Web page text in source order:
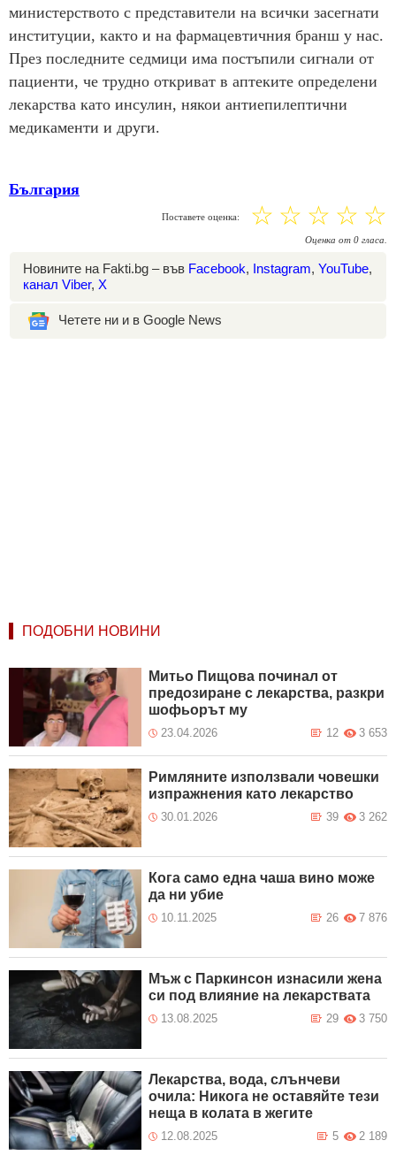
министерството с представители на всички засегнати
институции, както и на фармацевтичния бранш у нас.
През последните седмици има постъпили сигнали от
пациенти, че трудно откриват в аптеките определени
лекарства като инсулин, някои антиепилептични
медикаменти и други.
България
Поставете оценка: ☆
☆
☆
☆
☆
Оценка от 0 гласа.
Новините на Fakti.bg – във Facebook, Instagram, YouTube,
канал Viber, X
Четете ни и в Google News
ПОДОБНИ НОВИНИ
Митьо Пищова починал от
предозиране с лекарства, разкри
шофьорът му
23.04.2026 3 653
12
Римляните използвали човешки
изпражнения като лекарство
30.01.2026 3 262
39
Кога само една чаша вино може
да ни убие
10.11.2025 7 876
26
Мъж с Паркинсон изнасили жена
си под влияние на лекарствата
13.08.2025 3 750
29
Лекарства, вода, слънчеви
очила: Никога не оставяйте тези
неща в колата в жегите
12.08.2025 2 189
5